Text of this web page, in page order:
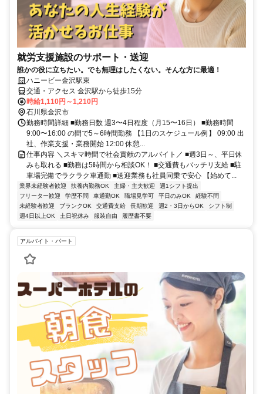
就労支援施設のサポート・送迎
誰かの役に立ちたい。でも無理はしたくない。そんな方に最適！
ハニービー金沢駅東
交通・アクセス 金沢駅から徒歩15分
時給1,110円～1,210円
石川県金沢市
勤務時間詳細 ■勤務日数 週3〜4日程度（月15〜16日） ■勤務時間
9:00〜16:00 の間で5～6時間勤務 【1日のスケジュール例】 09:00 出
社、作業支援・業務開始 12:00 休憩...
仕事内容 ＼スキマ時間で社会貢献のアルバイト／ ■週3日～、平日休
みも取れる ■勤務は5時間から相談OK！ ■交通費もバッチリ支給 ■駐
車場完備でラクラク車通勤 ■送迎業務も社員同乗で安心 【始めて...
業界未経験者歓迎 扶養内勤務OK 主婦・主夫歓迎
週1シフト提出
フリーター歓迎
学歴不問 車通勤OK 職場見学可 平日のみOK
経験不問
未経験者歓迎
ブランクOK 交通費支給 長期歓迎 週2・3日からOK
シフト制
週4日以上OK
土日祝休み 服装自由 履歴書不要
アルバイト・パート